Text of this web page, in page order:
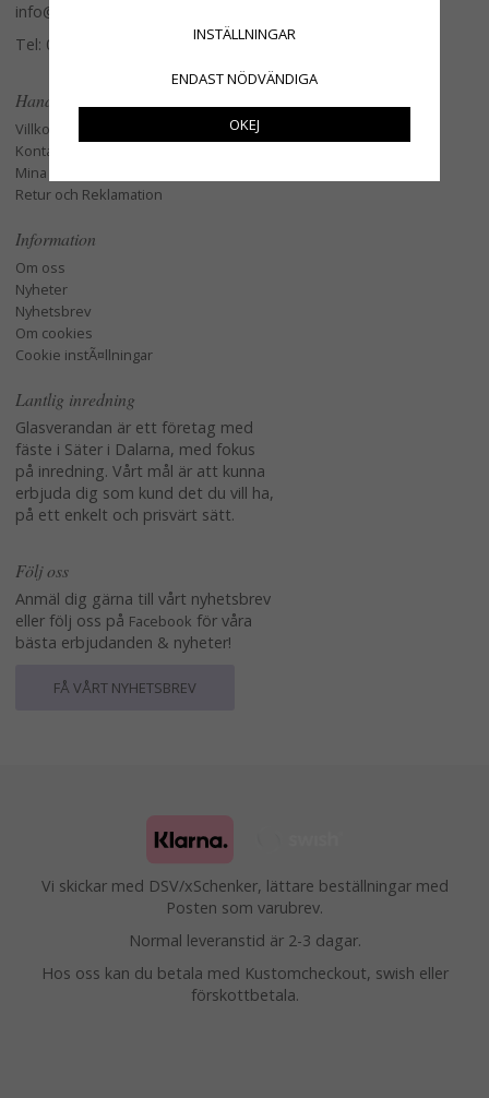
info@glasverandan.se
Tel: 079-3495968
Handla
Villkor
Kontakta oss
Mina favoriter
Retur och Reklamation
Information
Om oss
Nyheter
Nyhetsbrev
Om cookies
Cookie instÃ¤llningar
Lantlig inredning
Glasverandan är ett företag med
fäste i Säter i Dalarna, med fokus
på inredning. Vårt mål är att kunna
erbjuda dig som kund det du vill ha,
på ett enkelt och prisvärt sätt.
Följ oss
Anmäl dig gärna till vårt nyhetsbrev
eller följ oss på Facebook för våra
bästa erbjudanden & nyheter!
FÅ VÅRT NYHETSBREV
Vi skickar med DSV/xSchenker, lättare beställningar med
Posten som varubrev.
Normal leveranstid är 2-3 dagar.
Hos oss kan du betala med Kustomcheckout, swish eller
förskottbetala.
INSTÄLLNINGAR
ENDAST NÖDVÄNDIGA
OKEJ